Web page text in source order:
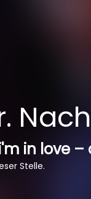
in love
Stelle.